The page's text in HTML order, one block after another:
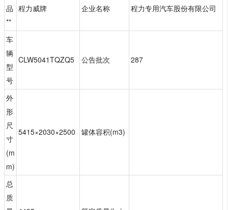
品
**
程力威牌 企业名称 程力专用汽车股份有限公司
车
辆
型
号
CLW5041TQZQ5 公告批次 287
外
形
尺
寸
(m
m)
5415×2030×2500 罐体容积(m3)
总
质